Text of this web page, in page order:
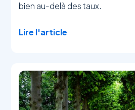
bien au-delà des taux.
Lire l'article